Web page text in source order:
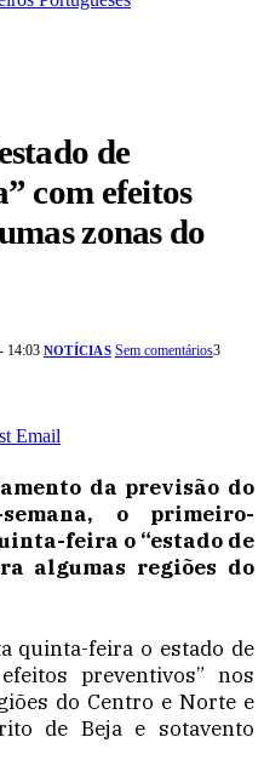
de
com efeitos
zonas do
14:03 NOTÍCIAS Sem comentários3
Email
da previsão do
o primeiro-
feira o “estado de
algumas regiões do
quinta-feira o estado de
preventivos” nos
do Centro e Norte e
de Beja e sotavento